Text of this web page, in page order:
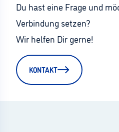
Du hast eine Frage und
Verbindung setzen?
Wir helfen Dir gerne!
KONTAKT